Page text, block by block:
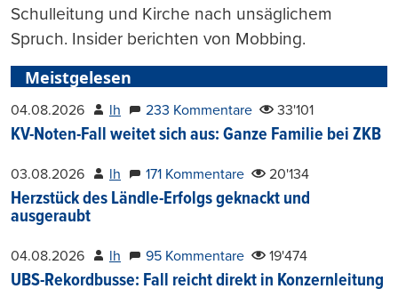
Schulleitung und Kirche nach unsäglichem
Spruch. Insider berichten von Mobbing.
Meistgelesen
04.08.2026 lh 233 Kommentare 33'101
KV-Noten-Fall weitet sich aus: Ganze Familie bei ZKB
03.08.2026 lh 171 Kommentare 20'134
Herzstück des Ländle-Erfolgs geknackt und
ausgeraubt
04.08.2026 lh 95 Kommentare 19'474
UBS-Rekordbusse: Fall reicht direkt in Konzernleitung